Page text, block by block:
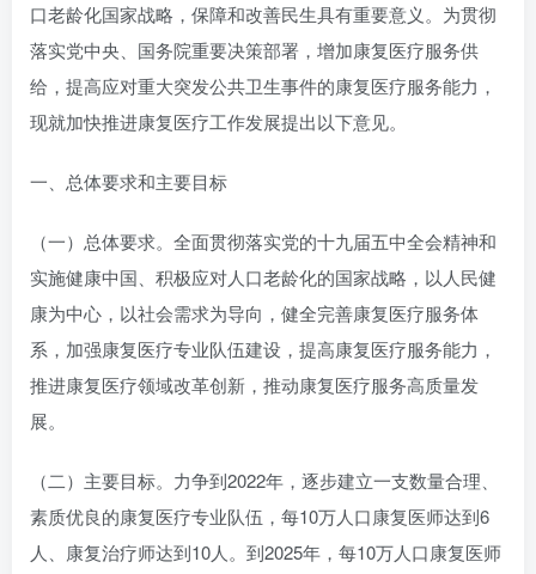
口老龄化国家战略，保障和改善民生具有重要意义。为贯彻
落实党中央、国务院重要决策部署，增加康复医疗服务供
给，提高应对重大突发公共卫生事件的康复医疗服务能力，
现就加快推进康复医疗工作发展提出以下意见。
一、总体要求和主要目标
（一）总体要求。全面贯彻落实党的十九届五中全会精神和
实施健康中国、积极应对人口老龄化的国家战略，以人民健
康为中心，以社会需求为导向，健全完善康复医疗服务体
系，加强康复医疗专业队伍建设，提高康复医疗服务能力，
推进康复医疗领域改革创新，推动康复医疗服务高质量发
展。
（二）主要目标。力争到2022年，逐步建立一支数量合理、
素质优良的康复医疗专业队伍，每10万人口康复医师达到6
人、康复治疗师达到10人。到2025年，每10万人口康复医师